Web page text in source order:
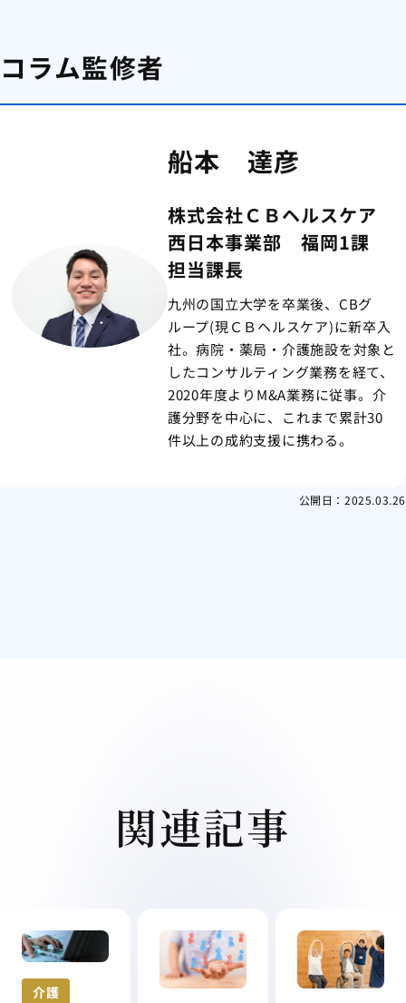
コラム監修者
船本 達彦
株式会社ＣＢヘルスケア
西日本事業部 福岡1課
担当課長
九州の国立大学を卒業後、CBグ
ループ(現ＣＢヘルスケア)に新卒入
社。病院・薬局・介護施設を対象と
したコンサルティング業務を経て、
2020年度よりM&A業務に従事。介
護分野を中心に、これまで累計30
件以上の成約支援に携わる。
公開日： 2025.03.26
関連記事
介護